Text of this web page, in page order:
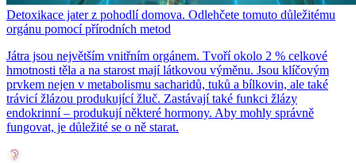
Detoxikace jater z pohodlí domova. Odlehčete tomuto důležitému
orgánu pomocí přírodních metod
Játra jsou největším vnitřním orgánem. Tvoří okolo 2 % celkové
hmotnosti těla a na starost mají látkovou výměnu. Jsou klíčovým
prvkem nejen v metabolismu sacharidů, tuků a bílkovin, ale také
trávicí žlázou produkující žluč. Zastávají také funkci žlázy
endokrinní – produkují některé hormony. Aby mohly správně
fungovat, je důležité se o ně starat.